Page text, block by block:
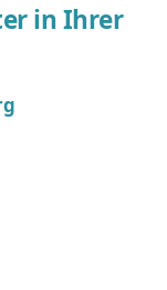
in Ihrer